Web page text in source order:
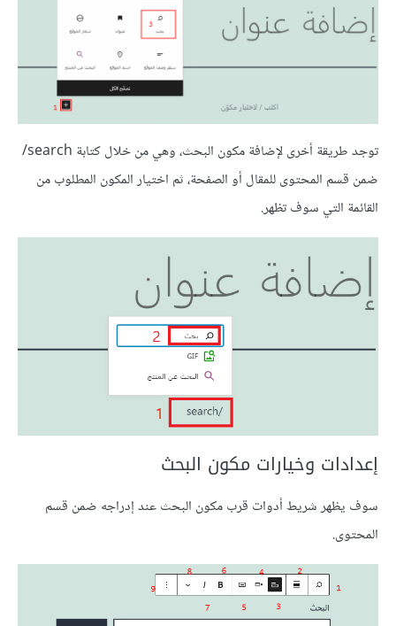
توجد طريقة أخرى لإضافة مكون البحث، وهي من خلال كتابة search/
ضمن قسم المحتوى للمقال أو الصفحة، ثم اختيار المكون المطلوب من
القائمة التي سوف تظهر.
إعدادات وخيارات مكون البحث
سوف يظهر شريط أدوات قرب مكون البحث عند إدراجه ضمن قسم
المحتوى.